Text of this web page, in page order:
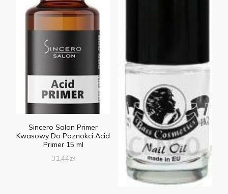
Sincero Salon Primer
Kwasowy Do Paznokci Acid
Primer 15 ml
31,44zł